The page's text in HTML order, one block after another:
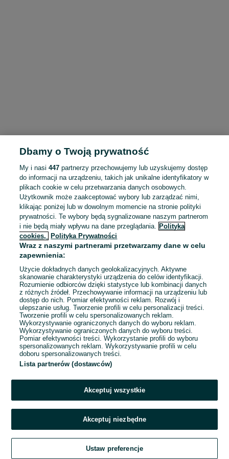
To ogłoszenie nie jest już dostępne
Przejdź na stronę główną
Dbamy o Twoją prywatność
My i nasi447 partnerzy przechowujemy lub uzyskujemy dostęp
do informacji na urządzeniu, takich jak unikalne identyfikatory w
plikach cookie w celu przetwarzania danych osobowych.
Użytkownik może zaakceptować wybory lub zarządzać nimi,
klikając poniżej lub w dowolnym momencie na stronie polityki
prywatności. Te wybory będą sygnalizowane naszym partnerom
i nie będą miały wpływu na dane przeglądania. Polityka
cookies,
Polityka Prywatności
Wraz z naszymi partnerami przetwarzamy dane w celu
zapewnienia:
Użycie dokładnych danych geolokalizacyjnych. Aktywne
skanowanie charakterystyki urządzenia do celów identyfikacji.
Rozumienie odbiorców dzięki statystyce lub kombinacji danych
z różnych źródeł. Przechowywanie informacji na urządzeniu lub
dostęp do nich. Pomiar efektywności reklam. Rozwój i
ulepszanie usług. Tworzenie profili w celu personalizacji treści.
Tworzenie profili w celu spersonalizowanych reklam.
Wykorzystywanie ograniczonych danych do wyboru reklam.
Wykorzystywanie ograniczonych danych do wyboru treści.
Pomiar efektywności treści. Wykorzystanie profili do wyboru
spersonalizowanych reklam. Wykorzystywanie profili w celu
doboru spersonalizowanych treści.
Lista partnerów (dostawców)
Akceptuj wszystkie
Akceptuj niezbędne
Ustaw preferencje